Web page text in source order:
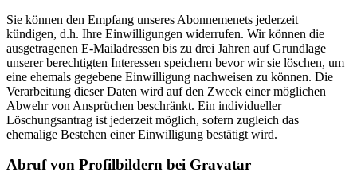
Sie können den Empfang unseres Abonnemenets jederzeit
kündigen, d.h. Ihre Einwilligungen widerrufen. Wir können die
ausgetragenen E-Mailadressen bis zu drei Jahren auf Grundlage
unserer berechtigten Interessen speichern bevor wir sie löschen, um
eine ehemals gegebene Einwilligung nachweisen zu können. Die
Verarbeitung dieser Daten wird auf den Zweck einer möglichen
Abwehr von Ansprüchen beschränkt. Ein individueller
Löschungsantrag ist jederzeit möglich, sofern zugleich das
ehemalige Bestehen einer Einwilligung bestätigt wird.
Abruf von Profilbildern bei Gravatar